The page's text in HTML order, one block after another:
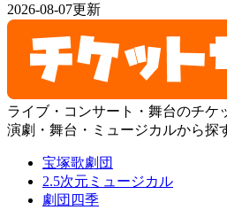
2026-08-07更新
ライブ・コンサート・舞台のチケ
演劇・舞台・ミュージカルから探
宝塚歌劇団
2.5次元ミュージカル
劇団四季